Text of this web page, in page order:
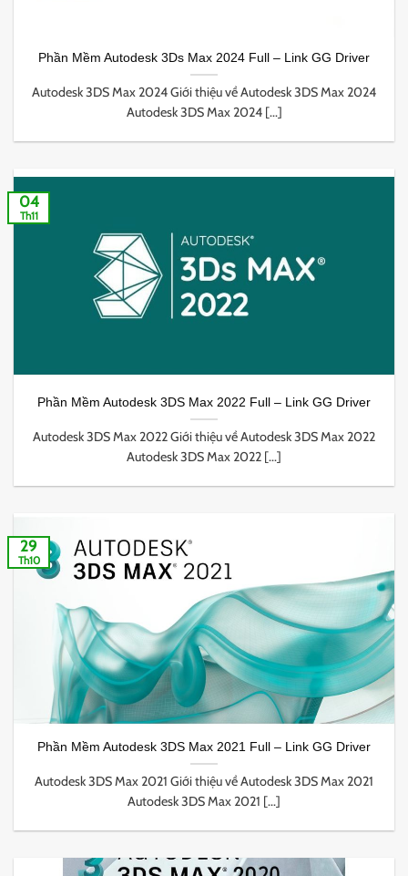
Phần Mềm Autodesk 3Ds Max 2024 Full – Link GG Driver
Autodesk 3DS Max 2024 Giới thiệu về Autodesk 3DS Max 2024
Autodesk 3DS Max 2024 [...]
Phần Mềm Autodesk 3DS Max 2022 Full – Link GG Driver
Autodesk 3DS Max 2022 Giới thiệu về Autodesk 3DS Max 2022
Autodesk 3DS Max 2022 [...]
04
Th11
Phần Mềm Autodesk 3DS Max 2021 Full – Link GG Driver
Autodesk 3DS Max 2021 Giới thiệu về Autodesk 3DS Max 2021
Autodesk 3DS Max 2021 [...]
29
Th10